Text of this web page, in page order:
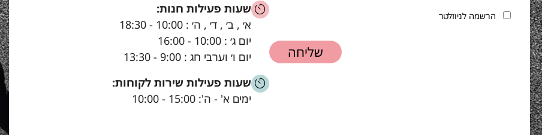
הרשמה לניוזלטר
שעות פעילות חנות:
א׳ , ב׳ , ד׳ , ה׳ : 10:00 - 18:30
יום ג׳ : 10:00 - 16:00
יום ו׳ וערבי חג : 9:00 - 13:30
שעות פעילות שירות לקוחות:
ימים א' - ה': 15:00 - 10:00